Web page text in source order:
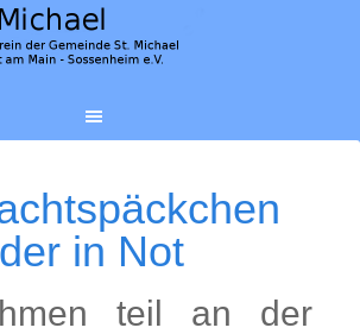
in Not
teil an der